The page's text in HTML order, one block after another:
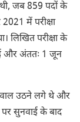
जब 859 पदों के
में परीक्षा
लिखित परीक्षा के
और अंततः 1 जून
सवाल उठने लगे थे और
पर सुनवाई के बाद